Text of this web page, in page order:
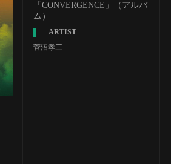
「CONVERGENCE」（アルバ
ム）
ARTIST
菅沼孝三